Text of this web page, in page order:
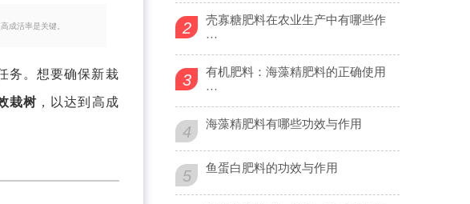
成活率是关键。
务。想要确保新栽
栽树 ，以达到高成
2
壳寡糖肥料在农业生产中有哪些作
···
3
有机肥料：海藻精肥料的正确使用
···
4 海藻精肥料有哪些功效与作用
5 鱼蛋白肥料的功效与作用